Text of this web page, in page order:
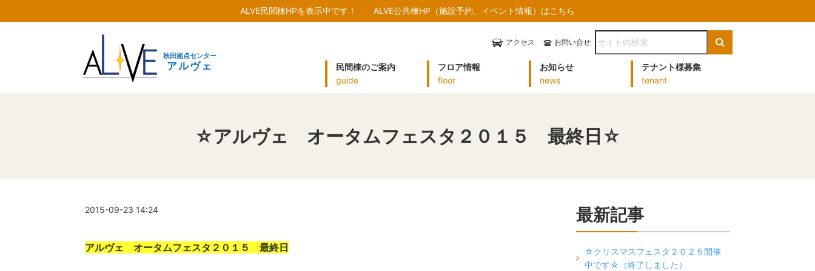
ALVE民間棟HPを表示中です！ ALVE公共棟HP（施設予約、イベント情報）はこちら
秋田拠点センター
アルヴェ
民間棟のご案内
guide
フロア情報
floor
お知らせ
news
テナント様募集
tenant
アクセス お問い合せ
☆アルヴェ オータムフェスタ２０１５ 最終日☆
2015-09-23 14:24
アルヴェ オータムフェスタ２０１５ 最終日
最新記事
☆クリスマスフェスタ２０２５開催
中です☆（終了しました）